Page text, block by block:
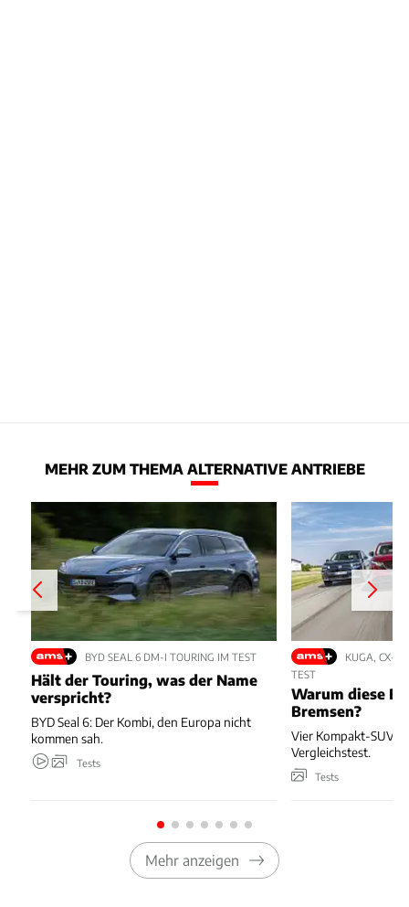
MEHR ZUM THEMA ALTERNATIVE ANTRIEBE
BYD SEAL 6 DM-I TOURING IM TEST
Hält der Touring, was der Name
verspricht?
BYD Seal 6: Der Kombi, den Europa nicht
kommen sah.
Tests
KUGA, CX-5,
TEST
Warum diese
Bremsen?
Vier Kompakt-SUV
Vergleichstest.
Tests
Mehr anzeigen